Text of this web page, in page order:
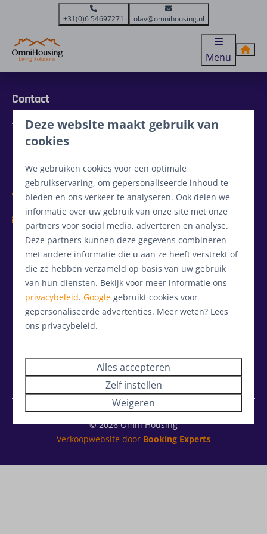
+31(0)6 54697271 olav@omnihousing.nl
Menu
Contact
Grotel 7
5761 RA Bakel
Nederland
+31(0)6 54697271
olav@omnihousing.nl
Informatie
Investeren
Diensten
© 2026 Omni Housing
Verkoopwebsite door Booking Experts
Deze website maakt gebruik van
cookies
We gebruiken cookies voor een optimale
gebruikservaring, om gepersonaliseerde inhoud te
bieden en ons verkeer te analyseren. Ook delen we
informatie over uw gebruik van onze site met onze
partners voor social media, adverteren en analyse.
Deze partners kunnen deze gegevens combineren
met andere informatie die u aan ze heeft verstrekt of
die ze hebben verzameld op basis van uw gebruik
van hun diensten. Bekijk voor meer informatie ons
privacybeleid.Google gebruikt cookies voor
gepersonaliseerde advertenties. Meer weten? Lees
ons privacybeleid.
Alles accepteren
Zelf instellen
Weigeren